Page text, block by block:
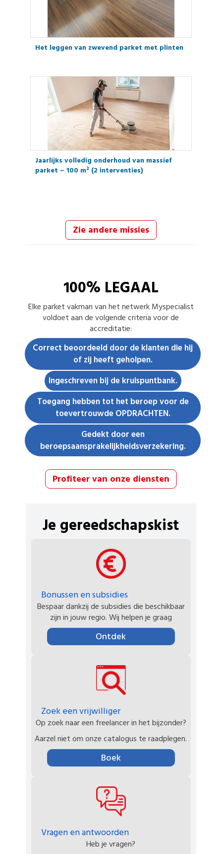
Het leggen van zwevend parket met plinten
Jaarlijks volledig onderhoud van massief
parket – 100 m² (2 interventies)
Zie andere missies
100% LEGAAL
Elke parket vakman van het netwerk Myspecialist
voldoet aan de volgende criteria voor de
accreditatie:
Correct beoordeeld door de klanten die hij
of zij heeft geholpen.
Ingeschreven bij de kruispuntbank.
Toegang hebben tot het beroep voor de
toevertrouwde OPDRACHTEN.
Gedekt door een
beroepsaansprakelijkheidsverzekering.
Profiteer van onze diensten
Je gereedschapskist
Bonussen en subsidies
Bespaar dankzij de subsidies die beschikbaar
zijn in jouw regio. Wij helpen je graag
Ontdek
Zoek een vrijwilliger
Op zoek naar een freelancer in het bijzonder?
Aarzel niet om onze catalogus te raadplegen.
Boek
Vragen en antwoorden
Heb je vragen?